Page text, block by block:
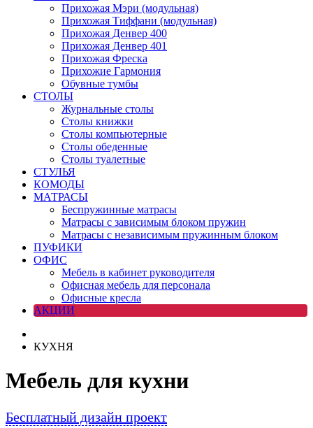
Прихожая Мэри (модульная)
Прихожая Тиффани (модульная)
Прихожая Денвер 400
Прихожая Денвер 401
Прихожая Фреска
Прихожие Гармония
Обувные тумбы
СТОЛЫ
Журнальные столы
Столы книжки
Столы компьютерные
Столы обеденные
Столы туалетные
СТУЛЬЯ
КОМОДЫ
МАТРАСЫ
Беспружинные матрасы
Матрасы с зависимым блоком пружин
Матрасы с независимым пружинным блоком
ПУФИКИ
ОФИС
Мебель в кабинет руководителя
Офисная мебель для персонала
Офисные кресла
АКЦИИ
КУХНЯ
Мебель для кухни
Бесплатный дизайн проект